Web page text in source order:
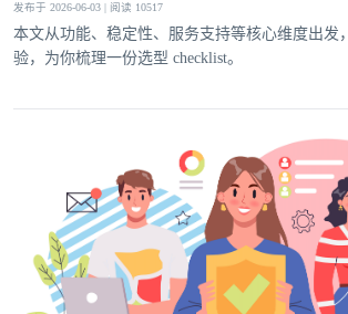
发布于 2026-06-03 | 阅读 10517
本文从功能、稳定性、服务支持等核心维度出发
验，为你梳理一份选型 checklist。